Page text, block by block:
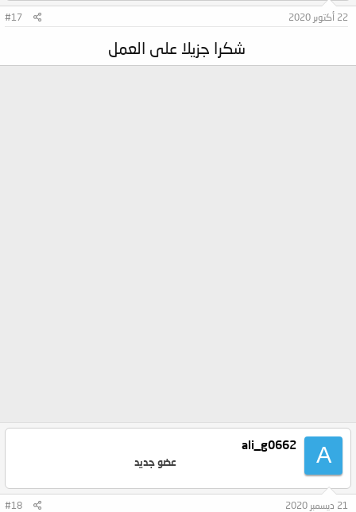
22 أكتوبر 2020 #17
شكرا جزيلا على العمل
A
ali_g0662
عضو جديد
21 ديسمبر 2020 #18